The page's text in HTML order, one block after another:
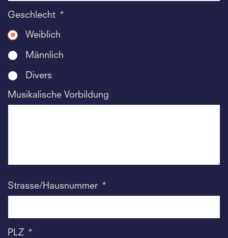
Geschlecht *
Weiblich
Männlich
Divers
Musikalische Vorbildung
Strasse/Hausnummer *
PLZ *